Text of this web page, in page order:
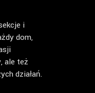
i
dom,
ale też
działań.